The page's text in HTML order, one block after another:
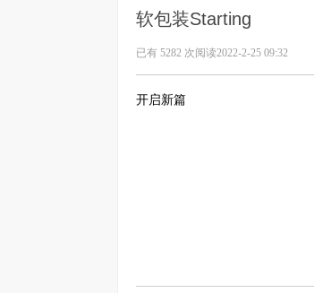
软包装Starting
已有 5282 次阅读2022-2-25 09:32
开启新篇